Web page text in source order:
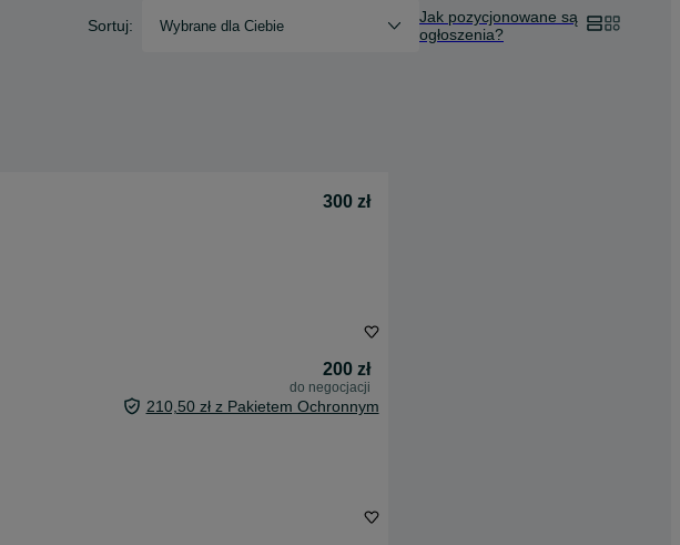
Sortuj: Wybrane dla Ciebie
Jak pozycjonowane są
ogłoszenia?
300 zł
200 zł
do negocjacji
210,50 zł z Pakietem Ochronnym